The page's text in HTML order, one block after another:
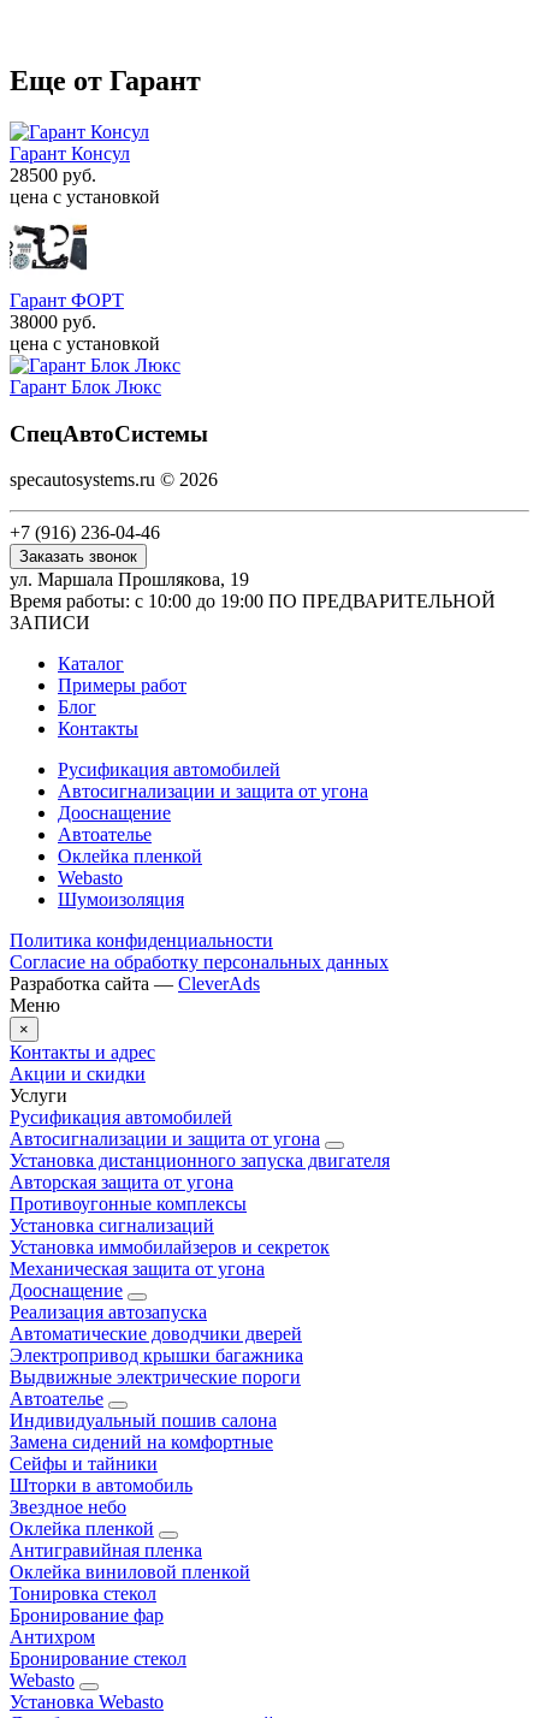
Еще от Гарант
Гарант Консул
28500 руб.
цена с установкой
Гарант ФОРТ
38000 руб.
цена с установкой
Гарант Блок Люкс
СпецАвтоСистемы
specautosystems.ru © 2026
+7 (916) 236-04-46
Заказать звонок
ул. Маршала Прошлякова, 19
Время работы: с 10:00 до 19:00 ПО ПРЕДВАРИТЕЛЬНОЙ
ЗАПИСИ
Каталог
Примеры работ
Блог
Контакты
Русификация автомобилей
Автосигнализации и защита от угона
Дооснащение
Автоателье
Оклейка пленкой
Webasto
Шумоизоляция
Политика конфиденциальности
Согласие на обработку персональных данных
Разработка сайта — CleverAds
Меню
×
Контакты и адрес
Акции и скидки
Услуги
Русификация автомобилей
Автосигнализации и защита от угона
Установка дистанционного запуска двигателя
Авторская защита от угона
Противоугонные комплексы
Установка сигнализаций
Установка иммобилайзеров и секреток
Механическая защита от угона
Дооснащение
Реализация автозапуска
Автоматические доводчики дверей
Электропривод крышки багажника
Выдвижные электрические пороги
Автоателье
Индивидуальный пошив салона
Замена сидений на комфортные
Сейфы и тайники
Шторки в автомобиль
Звездное небо
Оклейка пленкой
Антигравийная пленка
Оклейка виниловой пленкой
Тонировка стекол
Бронирование фар
Антихром
Бронирование стекол
Webasto
Установка Webasto